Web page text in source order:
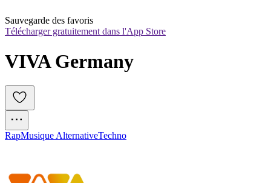
Sauvegarde des favoris
Télécharger gratuitement dans l'App Store
VIVA Germany
RapMusique AlternativeTechno